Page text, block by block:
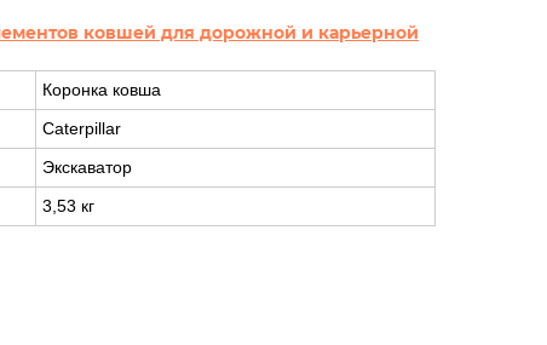
ковшей для дорожной и карьерной
Коронка ковша
Caterpillar
Экскаватор
3,53 кг